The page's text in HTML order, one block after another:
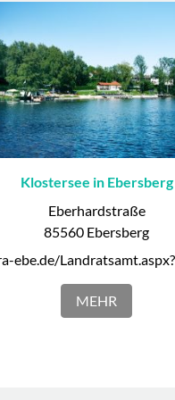
Klostersee in Ebersberg
Eberhardstraße
85560 Ebersberg
MEHR